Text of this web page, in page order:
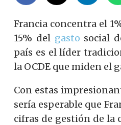
Francia concentra el
15% del gasto social
país es el líder
la OCDE que miden el
Con estas
sería esperable que
cifras de gestión de la